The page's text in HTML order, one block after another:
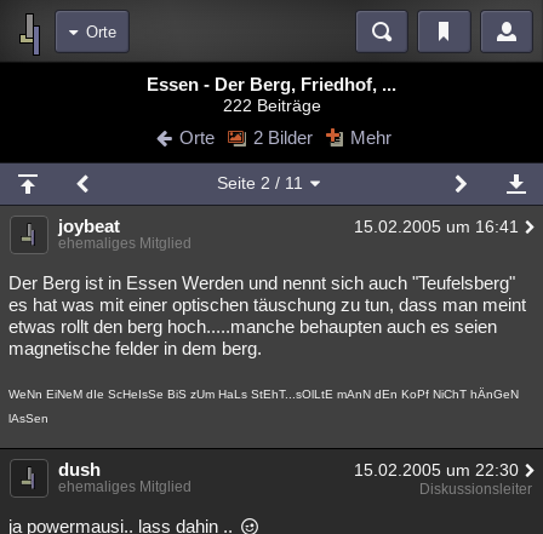
Orte
Blogs Videos
Chat Wiki Neuigkeiten
meine Rubriken
Menschen Mystery Kriminalfälle
Spiritualität Verschwörungen Technologie Ufologie
Natur Umfragen Unterhaltung
weitere Rubriken
Philosophie Träume Orte Esoterik Literatur
Astronomie Helpdesk Gruppen Gaming Filme
Musik Clash Verbesserungen English
Essen - Der Berg, Friedhof, ...
222 Beiträge
Orte 2 Bilder Mehr
Seite2 / 11
joybeat 15.02.2005 um 16:41
ehemaliges Mitglied
Der Berg ist in Essen Werden und nennt sich auch "Teufelsberg"
es hat was mit einer optischen täuschung zu tun, dass man meint
etwas rollt den berg hoch.....manche behaupten auch es seien
magnetische felder in dem berg.
WeNn EiNeM dIe ScHeIsSe BiS zUm HaLs StEhT...sOlLtE mAnN dEn KoPf NiChT hÄnGeN
lAsSen
dush 15.02.2005 um 22:30
ehemaliges Mitglied Diskussionsleiter
ja powermausi.. lass dahin ..